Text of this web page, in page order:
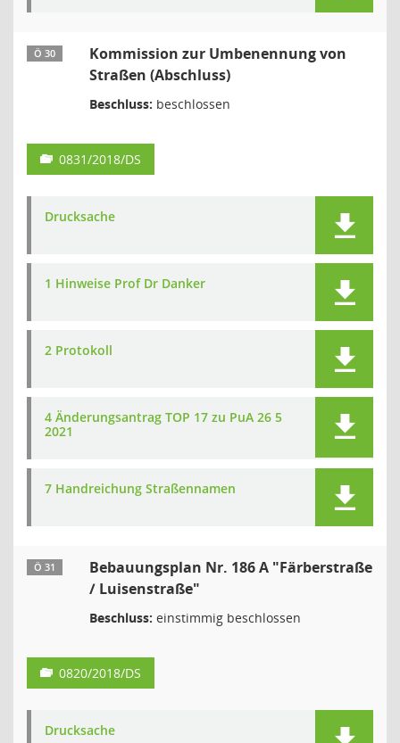
Ö 30
Kommission zur Umbenennung von
Straßen (Abschluss)
Beschluss: beschlossen
0831/2018/DS
Drucksache
1 Hinweise Prof Dr Danker
2 Protokoll
4 Änderungsantrag TOP 17 zu PuA 26 5
2021
7 Handreichung Straßennamen
Ö 31
Bebauungsplan Nr. 186 A "Färberstraße
/ Luisenstraße"
Beschluss: einstimmig beschlossen
0820/2018/DS
Drucksache